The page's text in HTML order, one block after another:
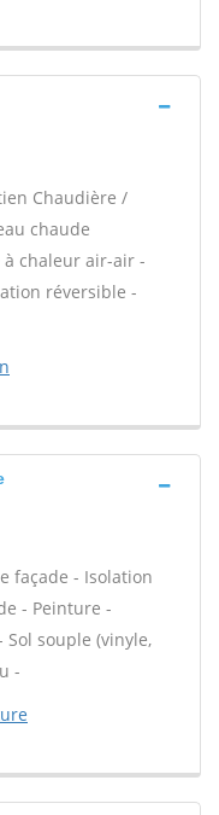
Chaudière /
chaude
chaleur air-air -
réversible -
façade - Isolation
- Peinture -
souple (vinyle,
-